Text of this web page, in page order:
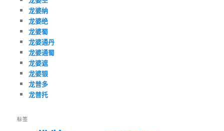
龙婆纳
龙婆绝
龙婆蜀
龙婆通丹
龙婆通蜀
龙婆遮
龙婆银
龙普多
龙普托
标签